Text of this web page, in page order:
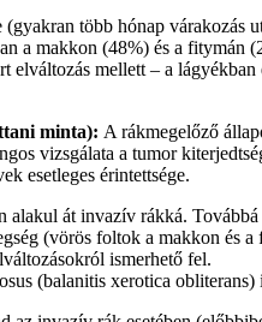
több hónap
a makkon (48%) és a fitymán
mellett – a
minta): A rákmegelőző
vizsgálata a tumor
esetleges érintettsége.
át invazív rákká.
(vörös foltok a makkon és
ismerhető fel.
(balanitis xerotica